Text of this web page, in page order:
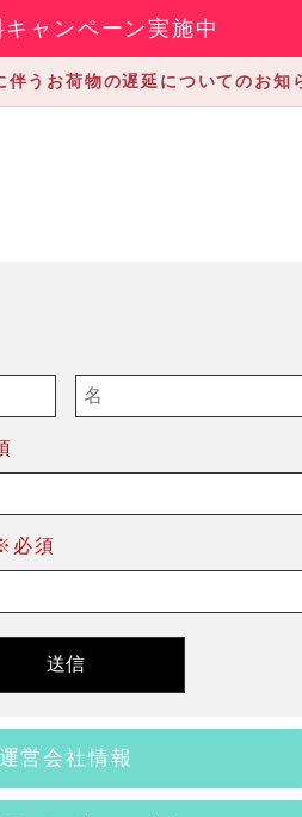
ャンペーン実施中
伴うお荷物の遅延についてのお知
必須
運営会社情報